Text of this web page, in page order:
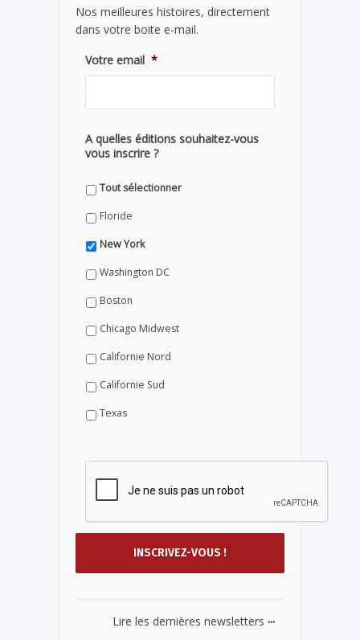
Nos meilleures histoires, directement
dans votre boite e-mail.
Votre email *
A quelles éditions souhaitez-vous
vous inscrire ?
Tout sélectionner
Floride
New York
Washington DC
Boston
Chicago Midwest
Californie Nord
Californie Sud
Texas
Lire les dernières newsletters ...